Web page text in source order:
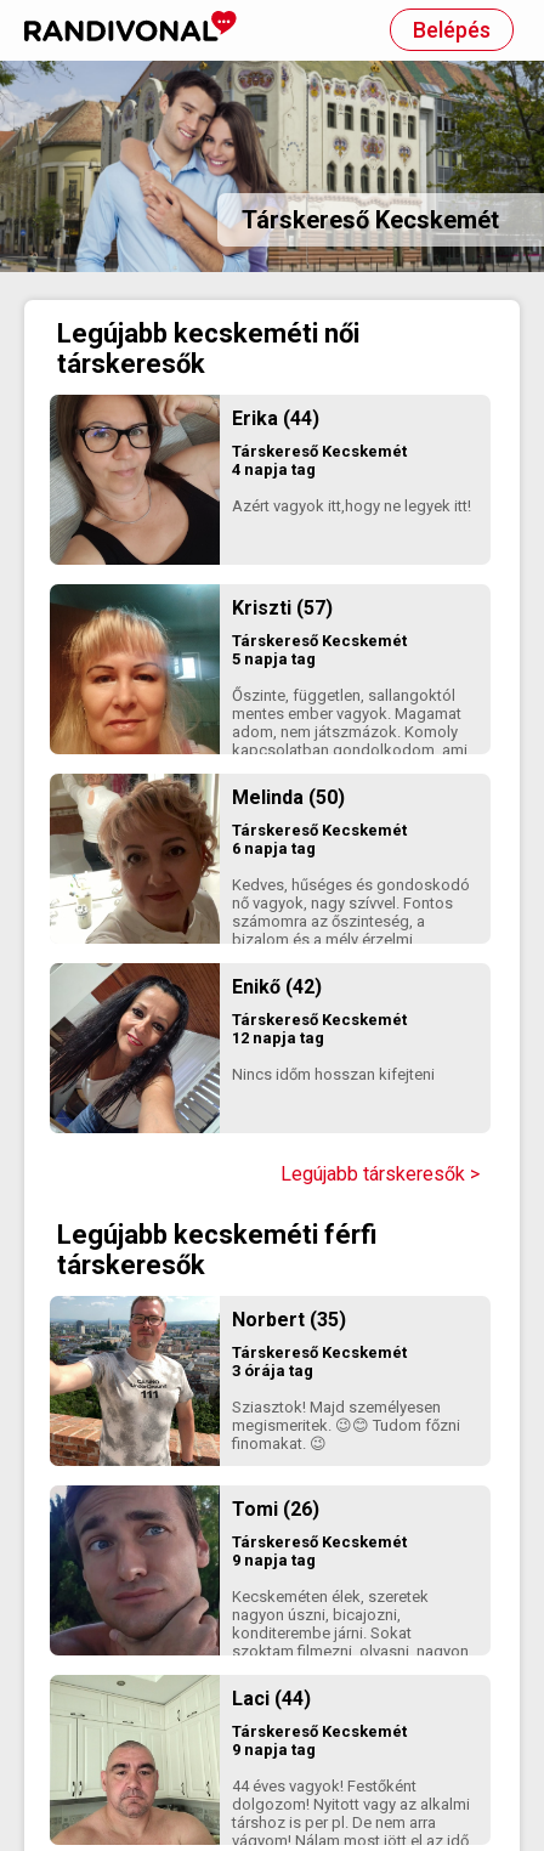
Belépés
Társkereső Kecskemét
Legújabb kecskeméti női
társkeresők
Erika (44)
Társkereső Kecskemét
4 napja tag
Azért vagyok itt,hogy ne legyek itt!
Kriszti (57)
Társkereső Kecskemét
5 napja tag
Őszinte, független, sallangoktól
mentes ember vagyok. Magamat
adom, nem játszmázok. Komoly
kapcsolatban gondolkodom, ami
szereteten alapszik. Ha te is így
vélekedsz, ne habozz, írj rám. 🙂
Melinda (50)
Társkereső Kecskemét
6 napja tag
Kedves, hűséges és gondoskodó
nő vagyok, nagy szívvel. Fontos
számomra az őszinteség, a
bizalom és a mély érzelmi
beszélgetéseket, a nevetést és
azokat az apró pillanatokat,
amelyek különlegessé teszik az
életet. Őszinte kapcsolatra
vágyom valakivel, aki készen áll a
szeretetre, a tiszteletre.
Enikő (42)
Társkereső Kecskemét
12 napja tag
Nincs időm hosszan kifejteni
Legújabb társkeresők >
Legújabb kecskeméti férfi
társkeresők
Norbert (35)
Társkereső Kecskemét
3 órája tag
Sziasztok! Majd személyesen
megismeritek. 😉😊 Tudom főzni
finomakat. 😉
Tomi (26)
Társkereső Kecskemét
9 napja tag
Kecskeméten élek, szeretek
nagyon úszni, bicajozni,
konditerembe járni. Sokat
szoktam filmezni, olvasni, nagyon
Laci (44)
Társkereső Kecskemét
9 napja tag
44 éves vagyok! Festőként
dolgozom! Nyitott vagy az alkalmi
társhoz is per pl. De nem arra
vágyom! Nálam most jött el az idő